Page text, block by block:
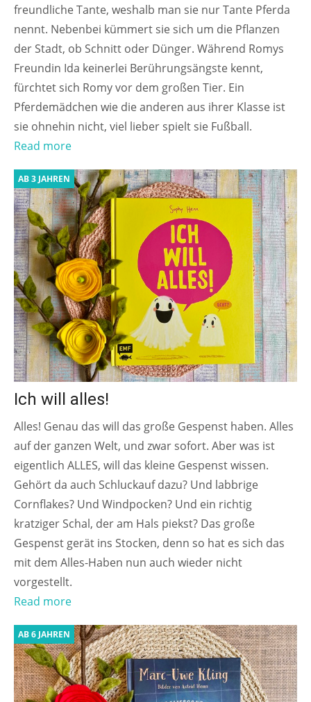
freundliche Tante, weshalb man sie nur Tante Pferda
nennt. Nebenbei kümmert sie sich um die Pflanzen
der Stadt, ob Schnitt oder Dünger. Während Romys
Freundin Ida keinerlei Berührungsängste kennt,
fürchtet sich Romy vor dem großen Tier. Ein
Pferdemädchen wie die anderen aus ihrer Klasse ist
sie ohnehin nicht, viel lieber spielt sie Fußball.
Read more
AB 3 JAHREN
Ich will alles!
Alles! Genau das will das große Gespenst haben. Alles
auf der ganzen Welt, und zwar sofort. Aber was ist
eigentlich ALLES, will das kleine Gespenst wissen.
Gehört da auch Schluckauf dazu? Und labbrige
Cornflakes? Und Windpocken? Und ein richtig
kratziger Schal, der am Hals piekst? Das große
Gespenst gerät ins Stocken, denn so hat es sich das
mit dem Alles-Haben nun auch wieder nicht
vorgestellt.
Read more
AB 6 JAHREN